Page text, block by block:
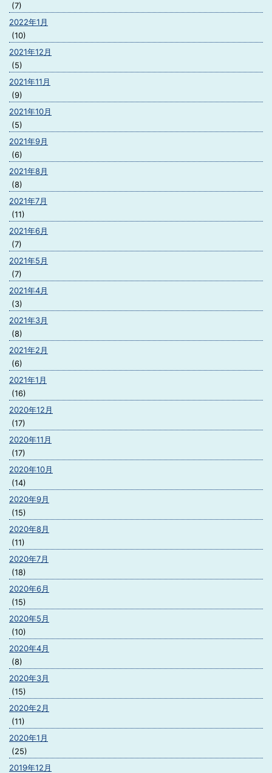
(7)
2022年1月
(10)
2021年12月
(5)
2021年11月
(9)
2021年10月
(5)
2021年9月
(6)
2021年8月
(8)
2021年7月
(11)
2021年6月
(7)
2021年5月
(7)
2021年4月
(3)
2021年3月
(8)
2021年2月
(6)
2021年1月
(16)
2020年12月
(17)
2020年11月
(17)
2020年10月
(14)
2020年9月
(15)
2020年8月
(11)
2020年7月
(18)
2020年6月
(15)
2020年5月
(10)
2020年4月
(8)
2020年3月
(15)
2020年2月
(11)
2020年1月
(25)
2019年12月